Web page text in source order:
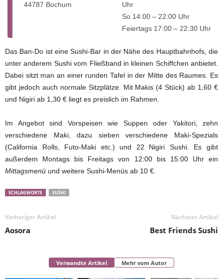
44787 Bochum
Uhr
So 14:00 – 22:00 Uhr
Feiertags 17:00 – 22:30 Uhr
Das Ban-Do ist eine Sushi-Bar in der Nähe des Hauptbahnhofs, die
unter anderem Sushi vom Fließband in kleinen Schiffchen anbietet.
Dabei sitzt man an einer runden Tafel in der Mitte des Raumes. Es
gibt jedoch auch normale Sitzplätze. Mit Makis (4 Stück) ab 1,60 €
und Nigiri ab 1,30 € liegt es preislich im Rahmen.
Im Angebot sind Vorspeisen wie Suppen oder Yakitori, zehn
verschiedene Maki, dazu sieben verschiedene Maki-Spezials
(California Rolls, Futo-Maki etc.) und 22 Nigiri Sushi. Es gibt
außerdem Montags bis Freitags von 12:00 bis 15:00 Uhr ein
Mittagsmenü und weitere Sushi-Menüs ab 10 €.
SCHLAGWORTE SUSHI
Vorheriger Artikel
Aosora
Nächster Artikel
Best Friends Sushi
Verwandte Artikel Mehr vom Autor